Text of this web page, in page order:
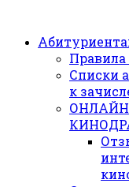
Правила
Списки
к